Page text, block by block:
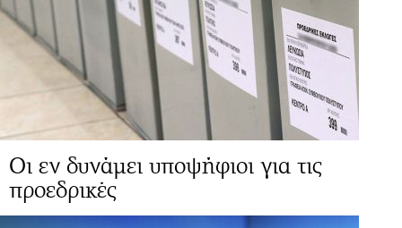
Οι εν δυνάμει υποψήφιοι για τις
προεδρικές